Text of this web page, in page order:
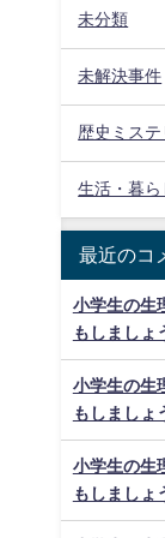
未分類
未解決事件
歴史ミステ
生活・暮ら
最近のコ
小学生の生
もしましょ
小学生の生
もしましょ
小学生の生
もしましょ